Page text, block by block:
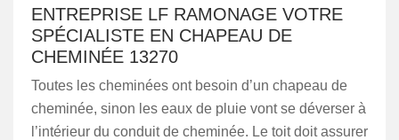
ENTREPRISE LF RAMONAGE VOTRE
SPÉCIALISTE EN CHAPEAU DE
CHEMINÉE 13270
Toutes les cheminées ont besoin d’un chapeau de
cheminée, sinon les eaux de pluie vont se déverser à
l’intérieur du conduit de cheminée. Le toit doit assurer